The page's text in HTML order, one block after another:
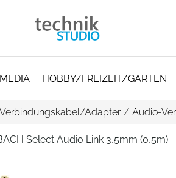
HOBBY/FREIZEIT/GARTEN
Verbindungskabel/Adapter / Audio-
Select Audio Link 3,5mm (0,5m)